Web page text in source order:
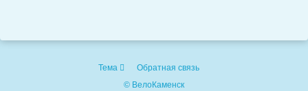
Тема
Обратная связь
© ВелоКаменск